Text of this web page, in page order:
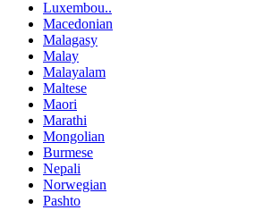
Luxembou..
Macedonian
Malagasy
Malay
Malayalam
Maltese
Maori
Marathi
Mongolian
Burmese
Nepali
Norwegian
Pashto